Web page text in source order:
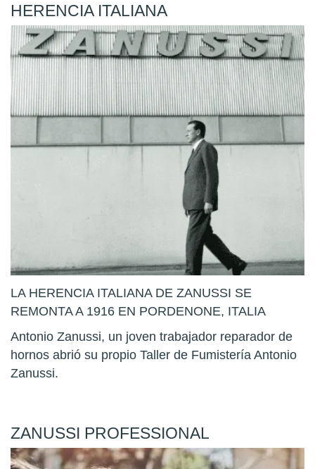
HERENCIA ITALIANA
LA HERENCIA ITALIANA DE ZANUSSI SE
REMONTA A 1916 EN PORDENONE, ITALIA
Antonio Zanussi, un joven trabajador reparador de
hornos abrió su propio Taller de Fumistería Antonio
Zanussi.
ZANUSSI PROFESSIONAL